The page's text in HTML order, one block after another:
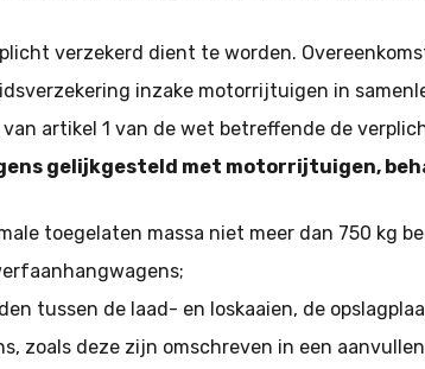
verzekerd dient te worden.
inzake motorrijtuigen in
artikel 1 van de wet betreffende de
gelijkgesteld met motorrijtuigen,
toegelaten massa niet meer dan 750 kg
tussen de laad- en loskaaien, de
zoals deze zijn omschreven in een